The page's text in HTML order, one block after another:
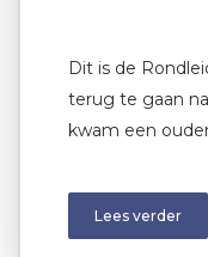
Dit is de
terug te gaan
kwam een
Lees verder